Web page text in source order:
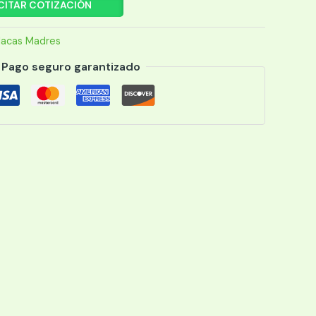
COTIZACIÓN
Madres
Pago seguro garantizado